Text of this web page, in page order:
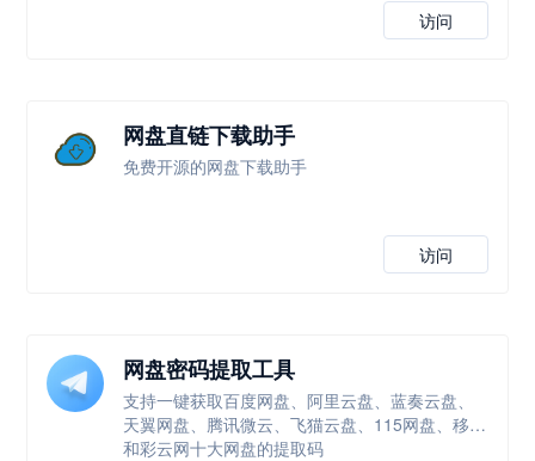
访问
网盘直链下载助手
免费开源的网盘下载助手
访问
网盘密码提取工具
支持一键获取百度网盘、阿里云盘、蓝奏云盘、
天翼网盘、腾讯微云、飞猫云盘、115网盘、移动
和彩云网十大网盘的提取码